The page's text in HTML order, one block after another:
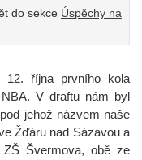
do sekce Úspěchy na
12. října prvního kola
V draftu nám byl
jehož názvem naše
Žďáru nad Sázavou a
Švermova, obě ze